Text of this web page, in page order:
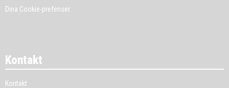
Dina Cookie-prefenser
Kontakt
Kontakt